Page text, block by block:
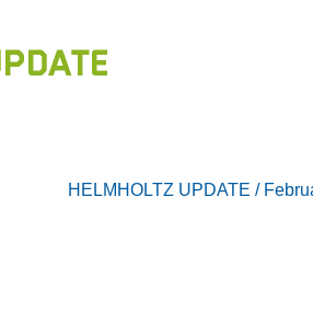
HELMHOLTZ UPDATE /